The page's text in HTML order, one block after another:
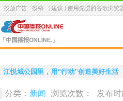
投放广告 投稿 [ 建议 ] 使用先进的谷歌浏览
「中国播报ONLINE.」
江悦城公园里，用“行动”创造美好生活
分类： 新闻 浏览次数： 发布